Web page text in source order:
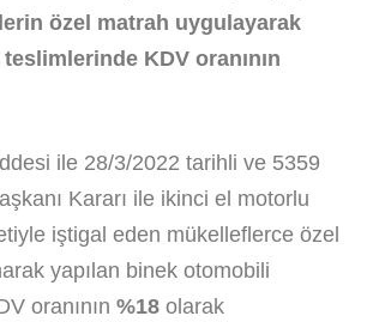
özel matrah uygulayarak
teslimlerinde KDV oranının
ile 28/3/2022 tarihli ve 5359
Kararı ile ikinci el motorlu
iştigal eden mükelleflerce özel
yapılan binek otomobili
oranının %18 olarak